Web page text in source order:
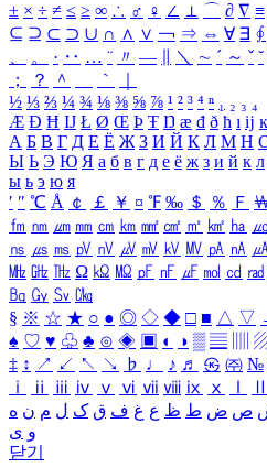
± × ÷ ≠ ≤ ≥ ∞ ∴ ♂ ♀ ∠ ⊥ ⌒ ∂ ∇ ≡
⊆ ⊇ ⊂ ⊃ ∪ ∩ ∧ ∨ ￢ ⇒ ⇔ ∀ ∃ ∮
、
。 · ‥ … ¨ 〃 ― ＼ ∼ ´ ～ ˇ ˘
；
？ ＾ ｀
½ ⅓ ⅔ ¼ ¾ ⅛ ⅜ ⅝ ⅞ ¹ ² ³ ⁴ ⁿ ₁ ₂ ₃ ₄
Æ Ð Ħ Ĳ Ł Ø Œ Þ Ŧ Ŋ æ đ ð ħ ı ĳ ĸ
А Б В Г Д Е Ё Ж З И Й К Л М Н
Ы Ь Э Ю Я а б в г д е ё ж з и й к л
ы ь э ю я
′ ″ ℃ Å ￠ ￡ ￥ ¤ ℉ ‰ ＄ ％ Ｆ
㎙ ㎚ ㎛ ㎜ ㎝ ㎞ ㎟ ㎠ ㎡ ㎢ ㏊ ㎍
㎱ ㎲ ㎳ ㎴ ㎵ ㎶ ㎷ ㎸ ㎹ ㎀ ㎁ ㎂
㎒ ㎓ ㎔ Ω ㏀ ㏁ ㎊ ㎋ ㎌ ㏖ ㏅ ㎭
㏃ ㏉ ㏜ ㏆
§ ※ ☆ ★ ○ ● ◎ ◇ ◆ □ ■ △ ▽
♠ ♡ ♥ ♧ ♣ ⊙ ◈ ▣ ◐ ◑ ▒ ▤
‡ ↕ ↗ ↙ ↖ ↘ ♭ ♩ ♪ ♬ ㉿ ㈜ №
ⅰ
ⅱ ⅲ ⅳ ⅴ ⅵ ⅶ ⅷ ⅸ ⅹ
ص ض ط ظ ع غ ف ق ک ل م ن ه
و ی
닫기